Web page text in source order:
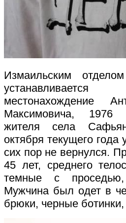
Измаильским
устанавливается
местонахождение
Максимовича, 1976
жителя села
октября текущего
сих пор не вернулся.
45 лет, среднего
темные с
Мужчина был одет в
брюки, черные ботинки,